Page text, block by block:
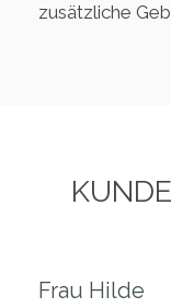
zusätzliche
Frau Hilde